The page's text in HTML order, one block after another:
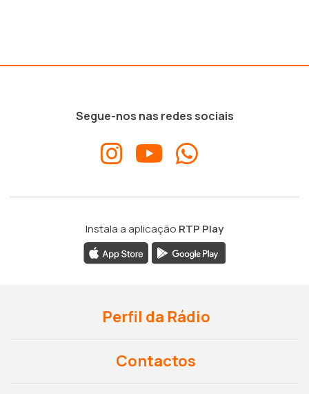
Segue-nos nas redes sociais
Instala a aplicação RTP Play
Perfil da Rádio
Contactos